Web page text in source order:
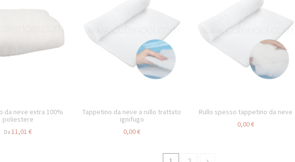
da neve extra 100%
poliestere
Da11,01 €
Tappetino da neve a rullo trattato
ignifugo
0,00 €
Rullo spesso tappetino da neve
0,00 €